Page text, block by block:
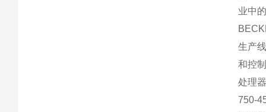
业中
生产
和控
处理
750-